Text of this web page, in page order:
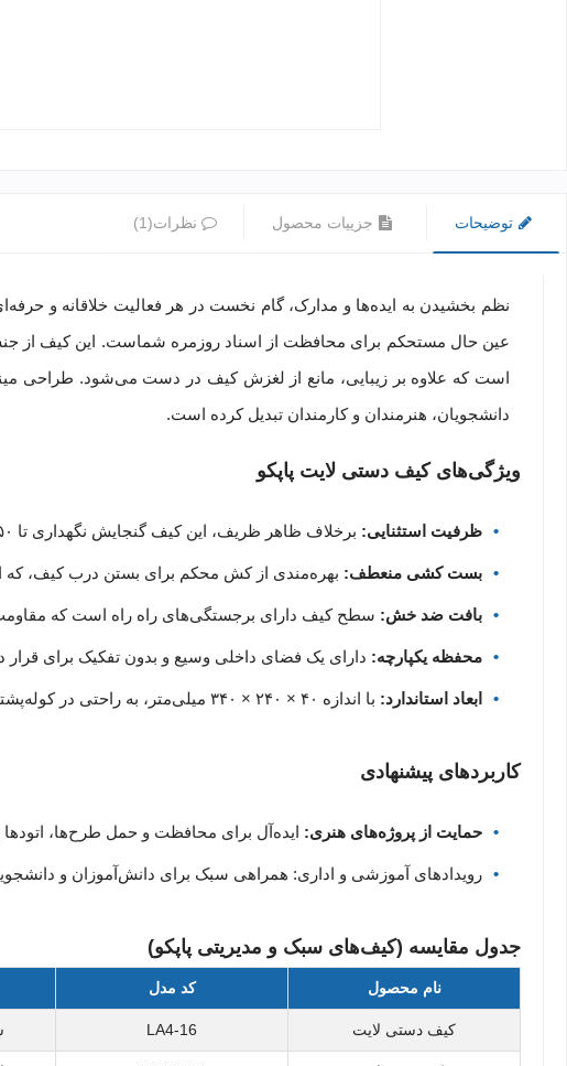
توضیحات جزییات محصول نظرات(1)
نظم بخشیدن به ایده‌ها و مدارک، گام نخست در هر فعالیت خلاقانه و
است که علاوه بر زیبایی، مانع از لغزش کیف در دست می‌شود. طراحی
دانشجویان، هنرمندان و کارمندان تبدیل کرده است.
ویژگی‌های کیف دستی لایت پاپکو
ظرفیت استثنایی: برخلاف ظاهر ظریف، این کیف گنجایش نگهداری تا ۴۵۰ برگه کاغذ را دارد که برای حمل جزوات پرحجم و کتاب‌ها بسیار مناسب است.
بست کشی منعطف: بهره‌مندی از کش محکم برای بستن درب کیف، که
بافت ضد خش: سطح کیف دارای برجستگی‌های راه راه است که
محفظه یکپارچه: دارای یک فضای داخلی وسیع و بدون تفکیک برای قرار
ابعاد استاندارد: با اندازه ۴۰ × ۲۴۰ × ۳۴۰ میلی‌متر، به راحتی در کوله‌پشتی یا کیف‌های بزرگ جای می‌گیرد.
کاربردهای پیشنهادی
حمایت از پروژه‌های هنری: ایده‌آل برای محافظت و حمل طرح‌ها،
رویدادهای آموزشی و اداری: همراهی سبک برای دانش‌آموزان و
جدول مقایسه (کیف‌های سبک و مدیریتی پاپکو)
نام محصول کد مدل
کیف دستی لایت LA4-16